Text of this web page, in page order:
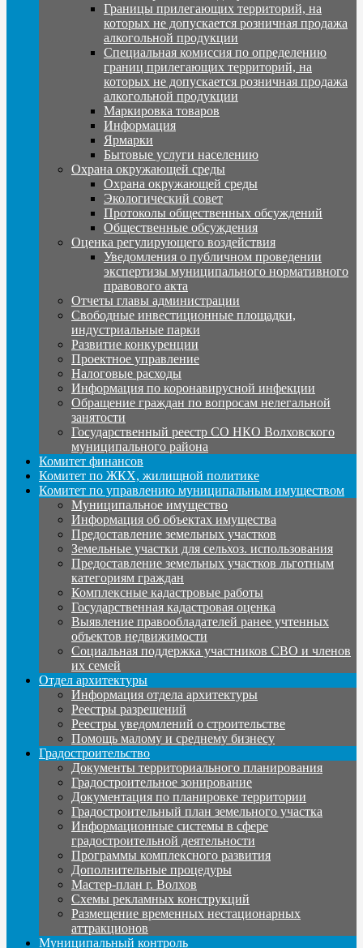
Границы прилегающих территорий, на
которых не допускается розничная продажа
алкогольной продукции
Специальная комиссия по определению
границ прилегающих территорий, на
которых не допускается розничная продажа
алкогольной продукции
Маркировка товаров
Информация
Ярмарки
Бытовые услуги населению
Охрана окружающей среды
Охрана окружающей среды
Экологический совет
Протоколы общественных обсуждений
Общественные обсуждения
Оценка регулирующего воздействия
Уведомления о публичном проведении
экспертизы муниципального нормативного
правового акта
Отчеты главы администрации
Свободные инвестиционные площадки,
индустриальные парки
Развитие конкуренции
Проектное управление
Налоговые расходы
Информация по коронавирусной инфекции
Обращение граждан по вопросам нелегальной
занятости
Государственный реестр СО НКО Волховского
муниципального района
Комитет финансов
Комитет по ЖКХ, жилищной политике
Комитет по управлению муниципальным имуществом
Муниципальное имущество
Информация об объектах имущества
Предоставление земельных участков
Земельные участки для сельхоз. использования
Предоставление земельных участков льготным
категориям граждан
Комплексные кадастровые работы
Государственная кадастровая оценка
Выявление правообладателей ранее учтенных
объектов недвижимости
Социальная поддержка участников СВО и членов
их семей
Отдел архитектуры
Информация отдела архитектуры
Реестры разрешений
Реестры уведомлений о строительстве
Помощь малому и среднему бизнесу
Градостроительство
Документы территориального планирования
Градостроительное зонирование
Документация по планировке территории
Градостроительный план земельного участка
Информационные системы в сфере
градостроительной деятельности
Программы комплексного развития
Дополнительные процедуры
Мастер-план г. Волхов
Схемы рекламных конструкций
Размещение временных нестационарных
аттракционов
Муниципальный контроль